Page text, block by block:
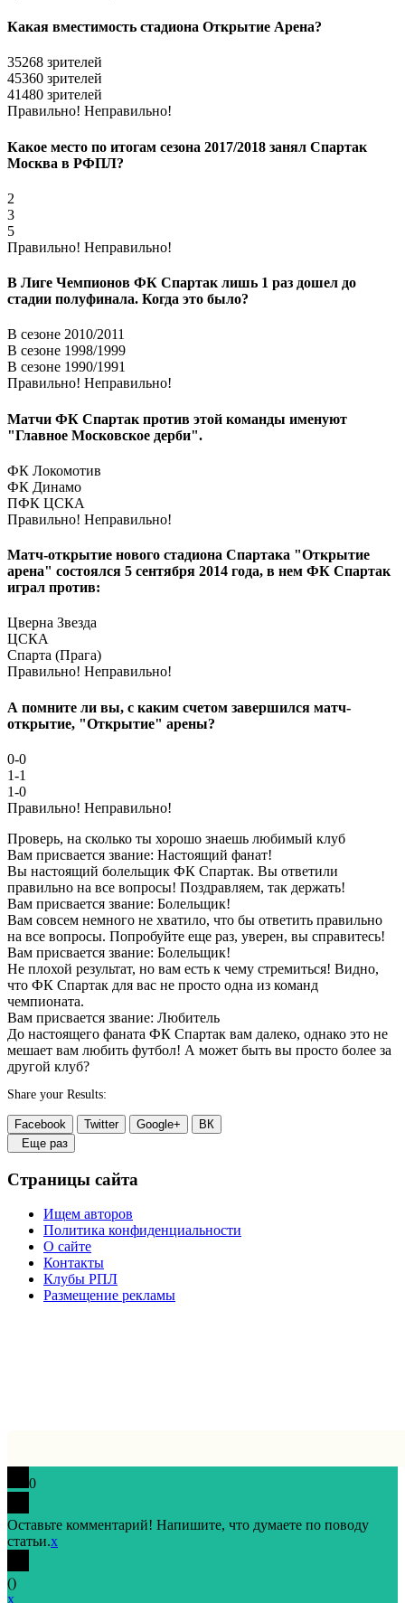
Какая вместимость стадиона Открытие Арена?
35268 зрителей
45360 зрителей
41480 зрителей
Правильно! Неправильно!
Какое место по итогам сезона 2017/2018 занял Спартак
Москва в РФПЛ?
2
3
5
Правильно! Неправильно!
В Лиге Чемпионов ФК Спартак лишь 1 раз дошел до
стадии полуфинала. Когда это было?
В сезоне 2010/2011
В сезоне 1998/1999
В сезоне 1990/1991
Правильно! Неправильно!
Матчи ФК Спартак против этой команды именуют
"Главное Московское дерби".
ФК Локомотив
ФК Динамо
ПФК ЦСКА
Правильно! Неправильно!
Матч-открытие нового стадиона Спартака "Открытие
арена" состоялся 5 сентября 2014 года, в нем ФК Спартак
играл против:
Цверна Звезда
ЦСКА
Спарта (Прага)
Правильно! Неправильно!
А помните ли вы, с каким счетом завершился матч-
открытие, "Открытие" арены?
0-0
1-1
1-0
Правильно! Неправильно!
Проверь, на сколько ты хорошо знаешь любимый клуб
Вам присвается звание: Настоящий фанат!
Вы настоящий болельщик ФК Спартак. Вы ответили
правильно на все вопросы! Поздравляем, так держать!
Вам присвается звание: Болельщик!
Вам совсем немного не хватило, что бы ответить правильно
на все вопросы. Попробуйте еще раз, уверен, вы справитесь!
Вам присвается звание: Болельщик!
Не плохой результат, но вам есть к чему стремиться! Видно,
что ФК Спартак для вас не просто одна из команд
чемпионата.
Вам присвается звание: Любитель
До настоящего фаната ФК Спартак вам далеко, однако это не
мешает вам любить футбол! А может быть вы просто более за
другой клуб?
Share your Results:
Facebook Twitter Google+
ВК
Еще раз
Страницы сайта
Ищем авторов
Политика конфиденциальности
О сайте
Контакты
Клубы РПЛ
Размещение рекламы
0
Оставьте комментарий! Напишите, что думаете по поводу
статьи.x
()
x